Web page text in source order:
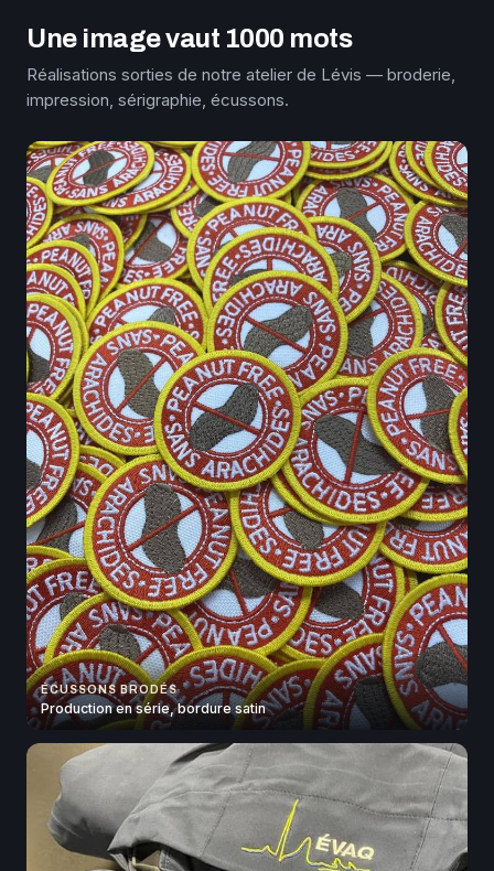
Une image vaut 1000 mots
Réalisations sorties de notre atelier de Lévis — broderie,
impression, sérigraphie, écussons.
ÉCUSSONS BRODÉS
Production en série, bordure satin